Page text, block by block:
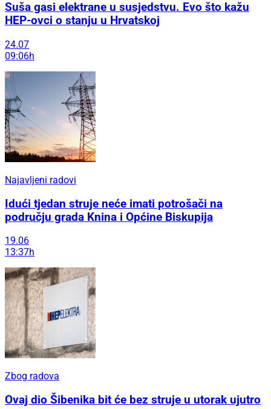
Suša gasi elektrane u susjedstvu. Evo što kažu
HEP-ovci o stanju u Hrvatskoj
24.07
09:06h
Najavljeni radovi
Idući tjedan struje neće imati potrošači na
području grada Knina i Općine Biskupija
19.06
13:37h
Zbog radova
Ovaj dio Šibenika bit će bez struje u utorak ujutro